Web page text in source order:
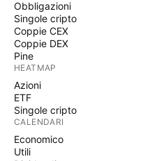
Obbligazioni
Singole cripto
Coppie CEX
Coppie DEX
Pine
HEATMAP
Azioni
ETF
Singole cripto
CALENDARI
Economico
Utili